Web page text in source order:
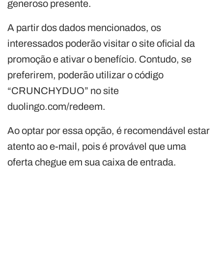
generoso presente.
A partir dos dados mencionados, os
interessados ​​poderão visitar o site oficial da
promoção e ativar o benefício. Contudo, se
preferirem, poderão utilizar o código
“CRUNCHYDUO” no site
duolingo.com/redeem.
Ao optar por essa opção, é recomendável estar
atento ao e-mail, pois é provável que uma
oferta chegue em sua caixa de entrada.